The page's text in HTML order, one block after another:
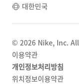
대한민국
© 2026 Nike, Inc.
이용약관
개인정보처리방침
위치정보이용약관